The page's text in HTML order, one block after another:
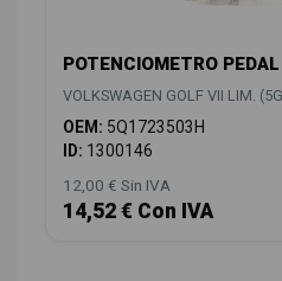
POTENCIOMETRO
VOLKSWAGEN GOLF VII LIM.
OEM: 5Q1723503H
ID: 1300146
12,00 € Sin IVA
14,52 € Con IVA